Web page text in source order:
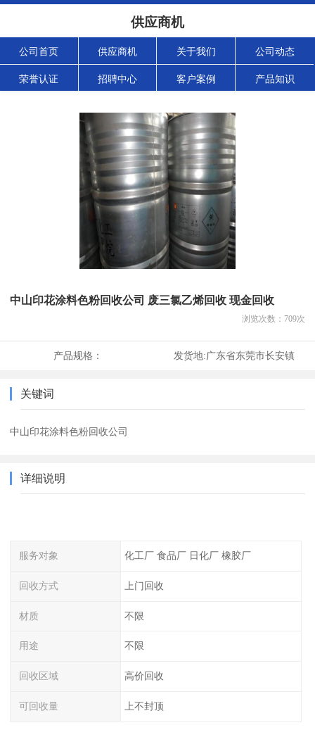
供应商机
公司首页 供应商机 关于我们 公司动态
荣誉认证 招聘中心 客户案例 产品知识
中山印花涂料色粉回收公司 废三氯乙烯回收 现金回收
浏览次数： 709次
产品规格： 发货地:广东省东莞市长安镇
关键词
中山印花涂料色粉回收公司
详细说明
服务对象 化工厂 食品厂 日化厂 橡胶厂
回收方式 上门回收
材质 不限
用途 不限
回收区域 高价回收
可回收量 上不封顶